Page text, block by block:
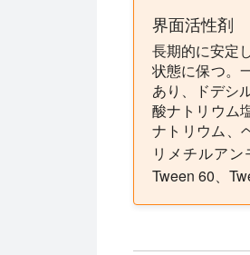
界面活性剤
長期的に安定
状態に保つ。
あり、ドデシ
酸ナトリウム
ナトリウム、
リメチルア
Tween 60、